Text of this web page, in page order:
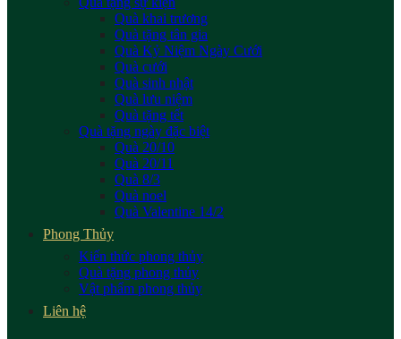
Quà khai trương
Quà tặng tân gia
Quà Kỷ Niệm Ngày Cưới
Quà cưới
Quà sinh nhật
Quà lưu niệm
Quà tặng tết
Quà tặng ngày đặc biệt
Quà 20/10
Quà 20/11
Quà 8/3
Quà noel
Quà Valentine 14/2
Phong Thủy
Kiến thức phong thủy
Quà tặng phong thủy
Vật phẩm phong thủy
Liên hệ